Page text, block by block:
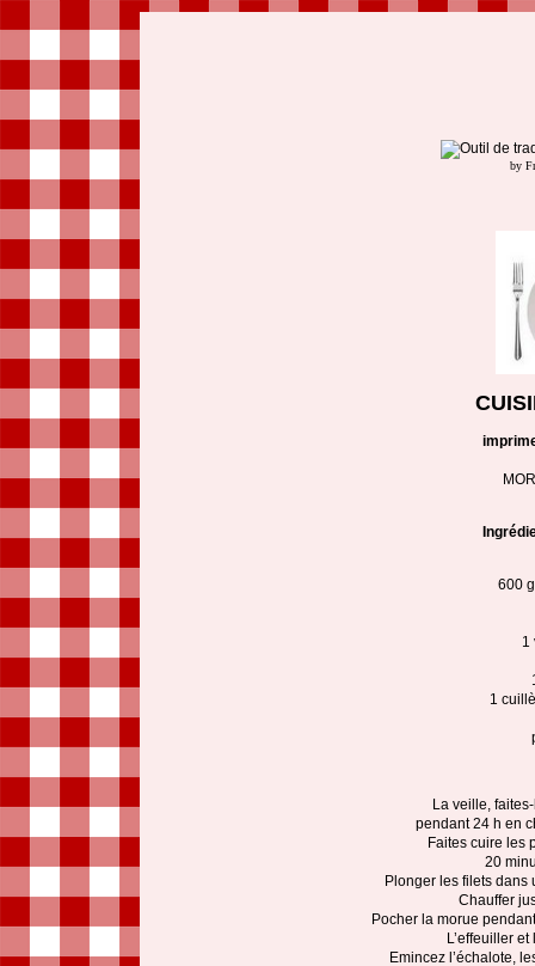
by
600
1
1
La veille,
pendant 24 h en
Faites cuire les
20
Plonger les filets dans
Chauffer
Pocher la morue
L’effeuiller
Emincez l’échalote,